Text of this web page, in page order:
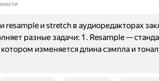
и stretch в аудиоредакторах
разные задачи: 1. Resample —
изменяется длина сэмпла и